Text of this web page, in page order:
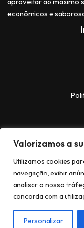
Valorizamos a
Utilizamos cookies
navegação, exibir
analisar o nosso
concorda com a
Personalizar
aproveitar ao máximo
econômicos e
Contatos:
@https://
©